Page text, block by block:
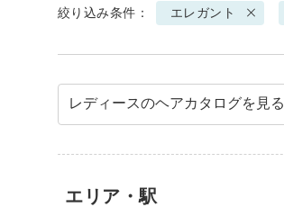
絞り込み条件： エレガント
レディースのヘアカタログを見る
エリア・駅